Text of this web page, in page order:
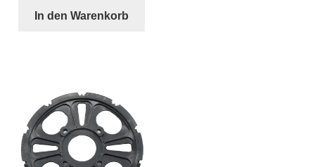
für
Menge
In den Warenkorb